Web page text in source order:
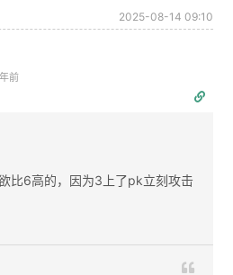
2025-08-14 09:10
前
比6高的，因为3上了pk立刻攻击